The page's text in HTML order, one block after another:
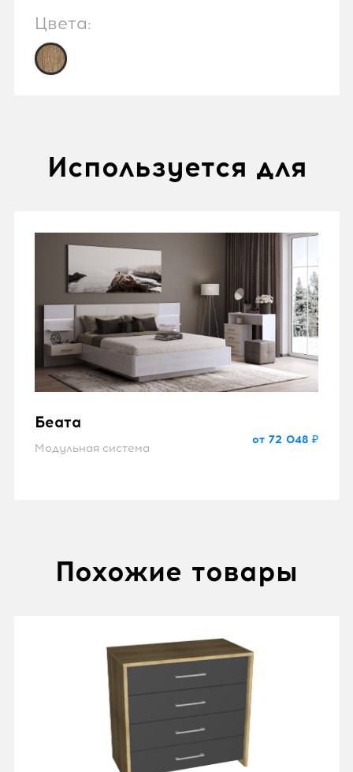
Цвета:
Используется для
Беата
Модульная система
от 72 048 ₽
Похожие товары